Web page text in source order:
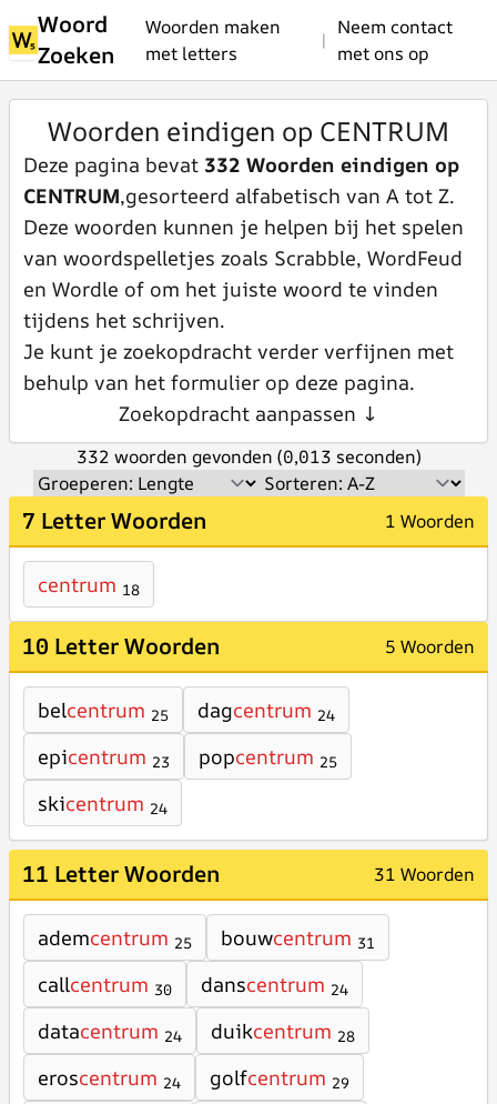
Woord
Zoeken
Woorden maken
met letters
|
Neem contact
met ons op
Woorden eindigen op CENTRUM
Deze pagina bevat 332 Woorden eindigen op
CENTRUM,gesorteerd alfabetisch van A tot Z.
Deze woorden kunnen je helpen bij het spelen
van woordspelletjes zoals Scrabble, WordFeud
en Wordle of om het juiste woord te vinden
tijdens het schrijven.
Je kunt je zoekopdracht verder verfijnen met
behulp van het formulier op deze pagina.
Zoekopdracht aanpassen ↓
332 woorden gevonden (0,013 seconden)
7 Letter Woorden 1 Woorden
centrum 18
10 Letter Woorden 5 Woorden
belcentrum 25 dagcentrum 24
epicentrum 23 popcentrum 25
skicentrum 24
11 Letter Woorden 31 Woorden
ademcentrum 25 bouwcentrum 31
callcentrum 30 danscentrum 24
datacentrum 24 duikcentrum 28
eroscentrum 24 golfcentrum 29